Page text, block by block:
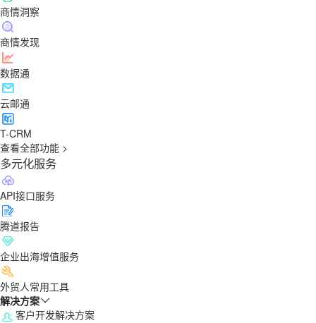
商情洞察
商情发现
数据通
云邮通
T-CRM
查看全部功能 >
多元化服务
API接口服务
腾道报告
企业出海增值服务
外贸人常用工具
解决方案
客户开发解决方案